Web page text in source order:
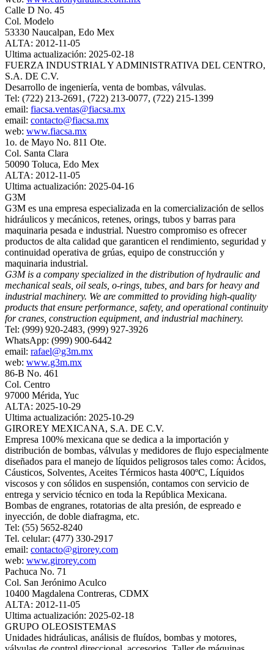
Calle D No. 45
Col. Modelo
53330 Naucalpan, Edo Mex
ALTA: 2012-11-05
Ultima actualización: 2025-02-18
FUERZA INDUSTRIAL Y ADMINISTRATIVA DEL CENTRO,
S.A. DE C.V.
Desarrollo de ingeniería, venta de bombas, válvulas.
Tel: (722) 213-2691, (722) 213-0077, (722) 215-1399
email: fiacsa.ventas@fiacsa.mx
email: contacto@fiacsa.mx
web: www.fiacsa.mx
1o. de Mayo No. 811 Ote.
Col. Santa Clara
50090 Toluca, Edo Mex
ALTA: 2012-11-05
Ultima actualización: 2025-04-16
G3M
G3M es una empresa especializada en la comercialización de sellos
hidráulicos y mecánicos, retenes, orings, tubos y barras para
maquinaria pesada e industrial. Nuestro compromiso es ofrecer
productos de alta calidad que garanticen el rendimiento, seguridad y
continuidad operativa de grúas, equipo de construcción y
maquinaria industrial.
G3M is a company specialized in the distribution of hydraulic and
mechanical seals, oil seals, o-rings, tubes, and bars for heavy and
industrial machinery. We are committed to providing high-quality
products that ensure performance, safety, and operational continuity
for cranes, construction equipment, and industrial machinery.
Tel: (999) 920-2483, (999) 927-3926
WhatsApp: (999) 900-6442
email: rafael@g3m.mx
web: www.g3m.mx
86-B No. 461
Col. Centro
97000 Mérida, Yuc
ALTA: 2025-10-29
Ultima actualización: 2025-10-29
GIROREY MEXICANA, S.A. DE C.V.
Empresa 100% mexicana que se dedica a la importación y
distribución de bombas, válvulas y medidores de flujo especialmente
diseñados para el manejo de líquidos peligrosos tales como: Ácidos,
Cáusticos, Solventes, Aceites Térmicos hasta 400ºC, Líquidos
viscosos y con sólidos en suspensión, contamos con servicio de
entrega y servicio técnico en toda la República Mexicana.
Bombas de engranes, rotatorias de alta presión, de espreado e
inyección, de doble diafragma, etc.
Tel: (55) 5652-8240
Tel. celular: (477) 330-2917
email: contacto@girorey.com
web: www.girorey.com
Pachuca No. 71
Col. San Jerónimo Aculco
10400 Magdalena Contreras, CDMX
ALTA: 2012-11-05
Ultima actualización: 2025-02-18
GRUPO OLEOSISTEMAS
Unidades hidráulicas, análisis de fluídos, bombas y motores,